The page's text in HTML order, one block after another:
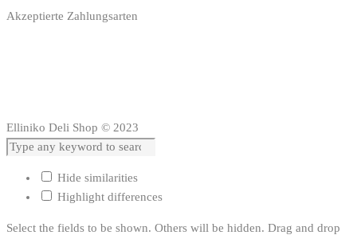
Akzeptierte Zahlungsarten
Elliniko Deli Shop © 2023
Hide similarities
Highlight differences
Select the fields to be shown. Others will be hidden. Drag and drop